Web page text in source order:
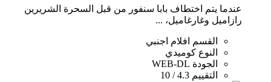
عندما يتم اختطاف بابا سنفور من قبل السحرة الشريرين
رازاميل وغارغاميل، ...
القسم
افلام اجنبي
النوع كوميدي
الجودة WEB-DL
التقييم 4.3 / 10